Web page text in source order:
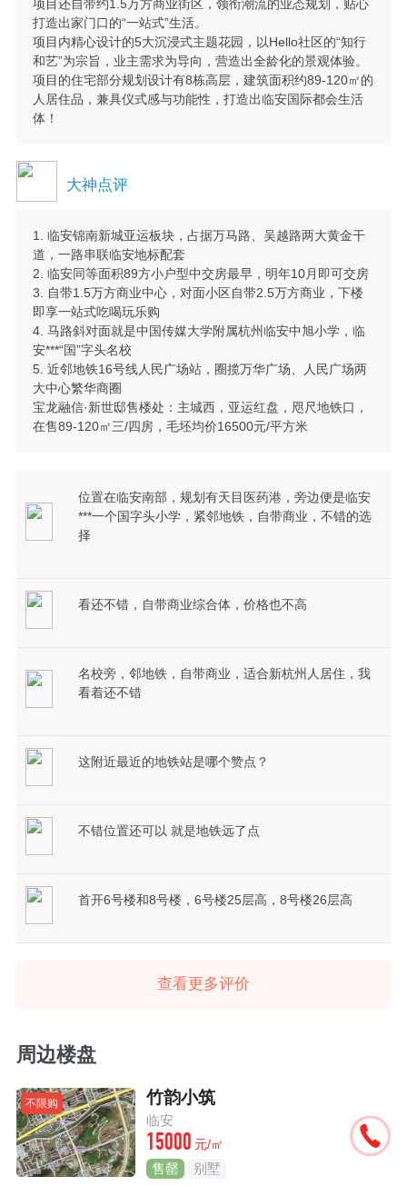
项目还自带约1.5万方商业街区，领衔潮流的业态规划，贴心
打造出家门口的“一站式”生活。
项目内精心设计的5大沉浸式主题花园，以Hello社区的“知行
和艺”为宗旨，业主需求为导向，营造出全龄化的景观体验。
项目的住宅部分规划设计有8栋高层，建筑面积约89-120㎡的
人居住品，兼具仪式感与功能性，打造出临安国际都会生活
体！
大神点评
1. 临安锦南新城亚运板块，占据万马路、吴越路两大黄金干
道，一路串联临安地标配套
2. 临安同等面积89方小户型中交房最早，明年10月即可交房
3. 自带1.5万方商业中心，对面小区自带2.5万方商业，下楼
即享一站式吃喝玩乐购
4. 马路斜对面就是中国传媒大学附属杭州临安中旭小学，临
安***“国”字头名校
5. 近邻地铁16号线人民广场站，圈揽万华广场、人民广场两
大中心繁华商圈
宝龙融信·新世邸售楼处：主城西，亚运红盘，咫尺地铁口，
在售89-120㎡三/四房，毛坯均价16500元/平方米
位置在临安南部，规划有天目医药港，旁边便是临安
***一个国字头小学，紧邻地铁，自带商业，不错的选
择
看还不错，自带商业综合体，价格也不高
名校旁，邻地铁，自带商业，适合新杭州人居住，我
看着还不错
这附近最近的地铁站是哪个赞点？
不错位置还可以 就是地铁远了点
首开6号楼和8号楼，6号楼25层高，8号楼26层高
查看更多评价
周边楼盘
不限购 竹韵小筑
临安
15000 元/㎡
售罄 别墅